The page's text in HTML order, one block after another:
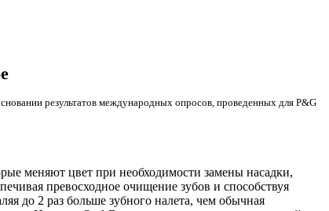
результатов международных опросов, проведенных для P&G
меняют цвет при необходимости замены насадки,
превосходное очищение зубов и способствуя
до 2 раз больше зубного налета, чем обычная